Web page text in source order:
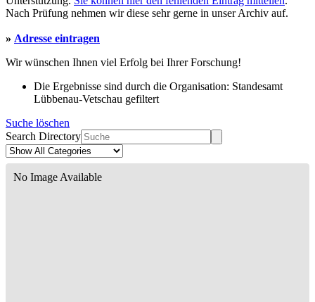
Nach Prüfung nehmen wir diese sehr gerne in unser Archiv auf.
» Adresse eintragen
Wir wünschen Ihnen viel Erfolg bei Ihrer Forschung!
Die Ergebnisse sind durch die Organisation: Standesamt
Lübbenau-Vetschau gefiltert
Suche löschen
Search Directory
No Image Available